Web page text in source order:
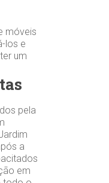
móveis
los e
um
pela
a
em